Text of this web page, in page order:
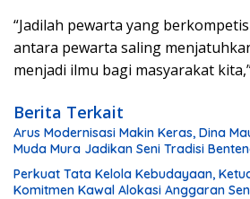
“Jadilah pewarta yang
antara pewarta saling
menjadi ilmu bagi masyarakat
Berita Terkait
Arus Modernisasi Makin Keras, Dina
Muda Mura Jadikan Seni Tradisi
Perkuat Tata Kelola Kebudayaan,
Komitmen Kawal Alokasi Anggaran